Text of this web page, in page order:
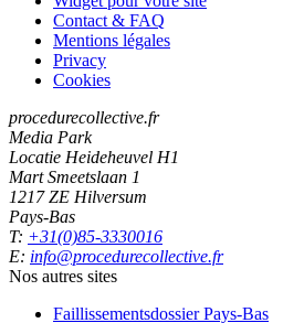
Contact & FAQ
Mentions légales
Privacy
Cookies
procedurecollective.fr
Media Park
Locatie Heideheuvel H1
Mart Smeetslaan 1
1217 ZE Hilversum
Pays-Bas
T: +31(0)85-3330016
E: info@procedurecollective.fr
Nos autres sites
Faillissementsdossier Pays-Bas